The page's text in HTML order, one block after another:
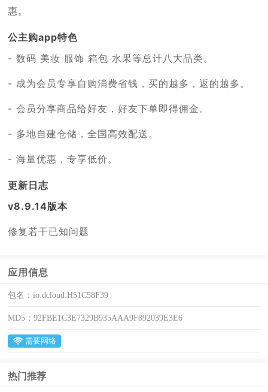
惠。
公主购app特色
- 数码 美妆 服饰 箱包 水果等总计八大品类。
- 成为会员专享自购消费省钱，买的越多，返的越多。
- 会员分享商品给好友，好友下单即得佣金。
- 多地自建仓储，全国高效配送。
- 海量优惠，专享低价。
更新日志
v8.9.14版本
修复若干已知问题
应用信息
包名：io.dcloud.H51C58F39
MD5：92FBE1C3E7329B935AAA9F892039E3E6
需要网络
热门推荐